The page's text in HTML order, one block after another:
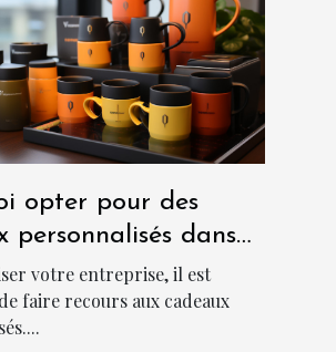
opter pour des
personnalisés dans
?
votre entreprise, il est
faire recours aux cadeaux